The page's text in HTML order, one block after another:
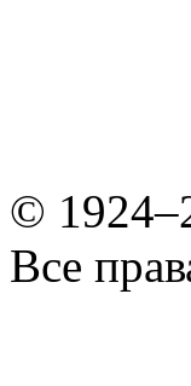
©
Все